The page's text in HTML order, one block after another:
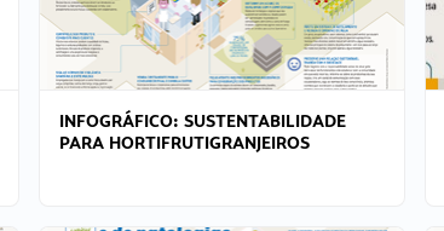
INFOGRÁFICO: SUSTENTABILIDADE
PARA HORTIFRUTIGRANJEIROS